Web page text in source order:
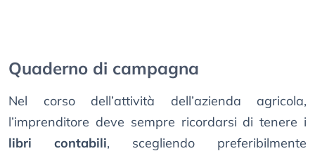
Quaderno di campagna
Nel corso dell’attività dell’azienda agricola,
l’imprenditore deve sempre ricordarsi di tenere i
libri contabili, scegliendo preferibilmente